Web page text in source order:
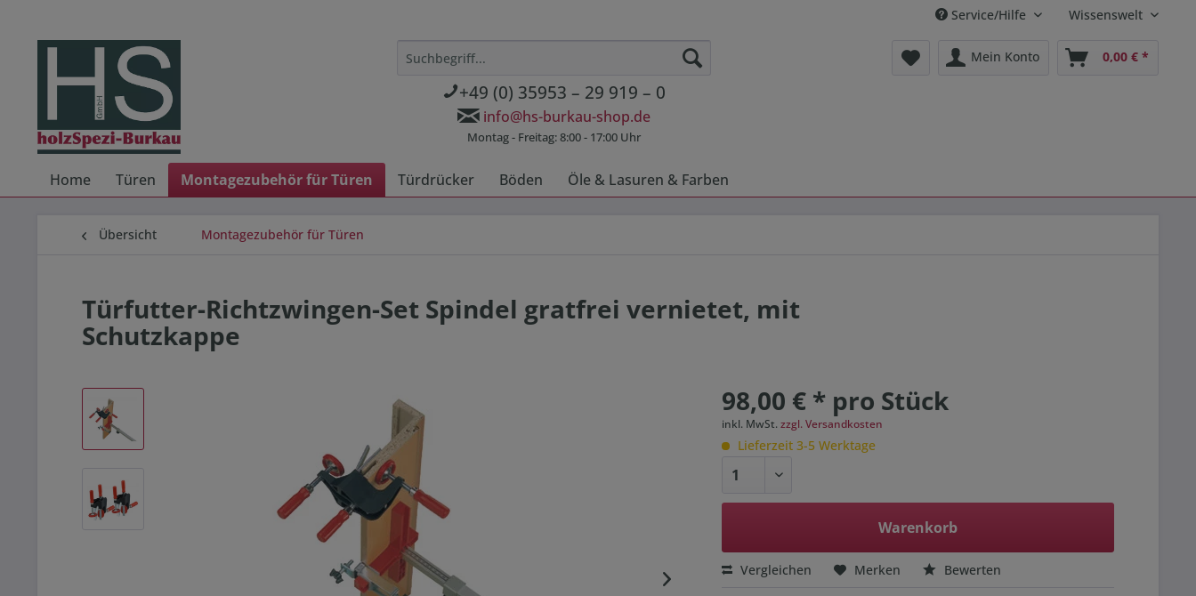
Service/Hilfe Wissenswelt
+49 (0) 35953 – 29 919 – 0
info@hs-burkau-shop.de
Montag - Freitag: 8:00 - 17:00 Uhr
Mein Konto 0,00 € *
Home Türen Montagezubehör für Türen Türdrücker Böden Öle & Lasuren & Farben
Übersicht Montagezubehör für Türen
Türfutter-Richtzwingen-Set Spindel gratfrei vernietet, mit
Schutzkappe
98,00 € * pro Stück
inkl. MwSt.zzgl. Versandkosten
Lieferzeit 3-5 Werktage
Warenkorb
Vergleichen Merken Bewerten